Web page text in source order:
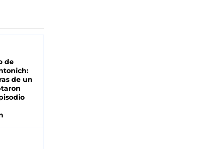
de
de un